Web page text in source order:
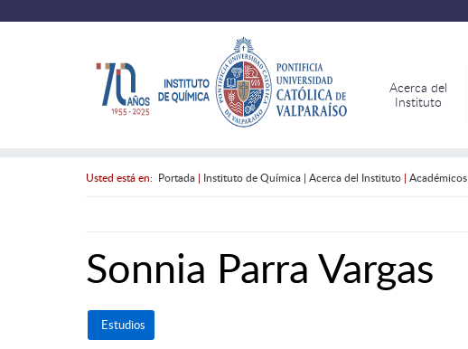
Acerca del
Instituto
Usted está en: Portada| Instituto de Química| Acerca del Instituto| Académicos
Sonnia Parra Vargas
Estudios